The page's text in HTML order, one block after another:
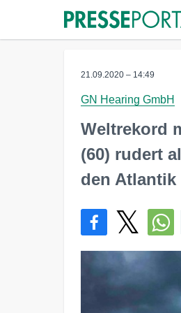
21.09.2020 – 14:49
GN Hearing GmbH
Weltrekord
(60) rudert
den Atlantik